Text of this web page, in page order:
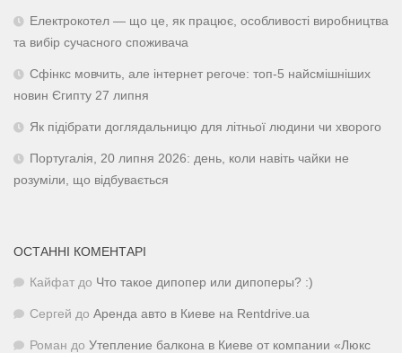
Електрокотел — що це, як працює, особливості виробництва
та вибір сучасного споживача
Сфінкс мовчить, але інтернет регоче: топ-5 найсмішніших
новин Єгипту 27 липня
Як підібрати доглядальницю для літньої людини чи хворого
Португалія, 20 липня 2026: день, коли навіть чайки не
розуміли, що відбувається
ОСТАННІ КОМЕНТАРІ
Кайфат до Что такое дипопер или дипоперы? :)
Сергей до Аренда авто в Киеве на Rentdrive.ua
Роман до Утепление балкона в Киеве от компании «Люкс